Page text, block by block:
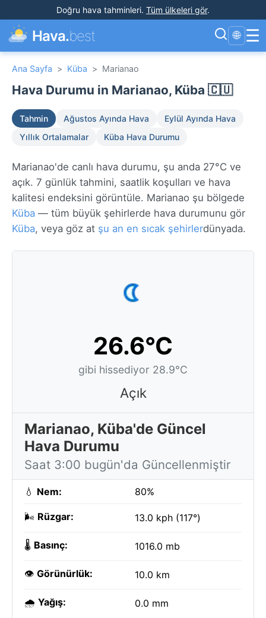
Doğru hava tahminleri. Tüm ülkeleri gör.
Hava.best 🌐 ☰
Ana Sayfa > Küba > Marianao
Hava Durumu in Marianao, Küba 🇨🇺
Tahmin Ağustos Ayında Hava
Eylül Ayında Hava
Yıllık Ortalamalar
Küba Hava Durumu
Marianao'de canlı hava durumu, şu anda 27°C ve
açık. 7 günlük tahmini, saatlik koşulları ve hava
kalitesi endeksini görüntüle. Marianao şu bölgede
Küba — tüm büyük şehirlerde hava durumunu gör
Küba, veya göz at şu an en sıcak şehirlerdünyada.
26.6°C
gibi hissediyor 28.9°C
Açık
Marianao, Küba'de Güncel
Hava Durumu
Saat 3:00 bugün'da Güncellenmiştir
💧 Nem: 80%
🌬️ Rüzgar: 13.0 kph (117°)
🌡️ Basınç: 1016.0 mb
👁️ Görünürlük: 10.0 km
🌧️ Yağış: 0.0 mm